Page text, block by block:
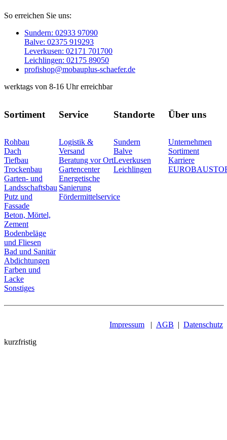
So erreichen Sie uns:
Sundern: 02933 97090
Balve: 02375 919293
Leverkusen: 02171 701700
Leichlingen: 02175 89050
profishop@mobauplus-schaefer.de
werktags von 8-16 Uhr erreichbar
Sortiment
Rohbau
Dach
Tiefbau
Trockenbau
Garten- und
Landsschaftsbau
Putz und
Fassade
Beton, Mörtel,
Zement
Bodenbeläge
und Fliesen
Bad und Sanitär
Abdichtungen
Farben und
Lacke
Sonstiges
Service
Logistik &
Versand
Beratung vor Ort
Gartencenter
Energetische
Sanierung
Fördermittelservice
Standorte
Sundern
Balve
Leverkusen
Leichlingen
Über uns
Unternehmen
Sortiment
Karriere
Impressum | AGB | Datenschutz
kurzfristig